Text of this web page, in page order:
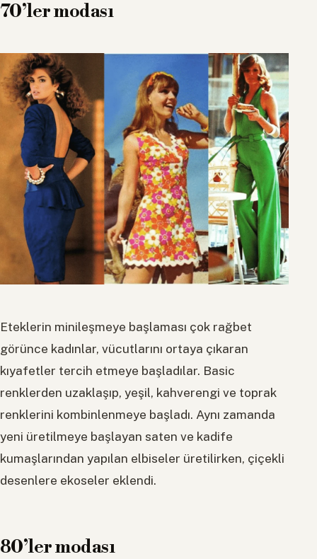
70’ler modası
Eteklerin minileşmeye başlaması çok rağbet
görünce kadınlar, vücutlarını ortaya çıkaran
kıyafetler tercih etmeye başladılar. Basic
renklerden uzaklaşıp, yeşil, kahverengi ve toprak
renklerini kombinlenmeye başladı. Aynı zamanda
yeni üretilmeye başlayan saten ve kadife
kumaşlarından yapılan elbiseler üretilirken, çiçekli
desenlere ekoseler eklendi.
80’ler modası